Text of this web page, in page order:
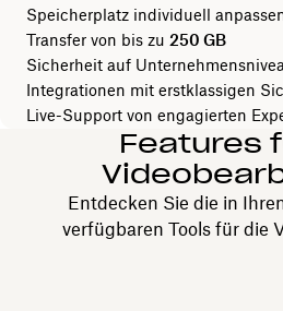
Speicherplatz individuell
Transfer von bis zu 250 GB
Sicherheit auf
Integrationen mit erstklassigen
Live-Support von engagierten
Features
Entdecken Sie die in
verfügbaren Tools für die